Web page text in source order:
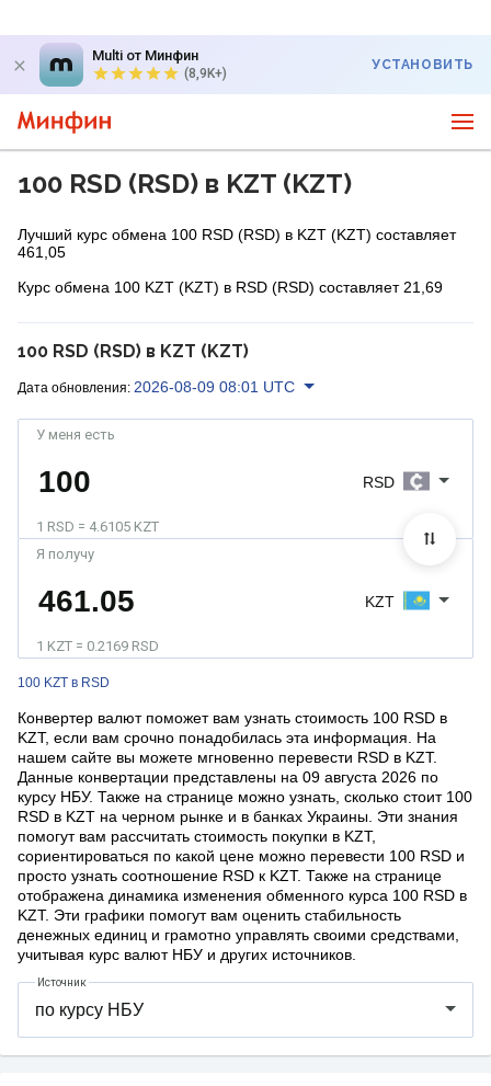
Multi от Минфин
(8,9K+)
УСТАНОВИТЬ
100 RSD (RSD) в KZT (KZT)
Лучший курс обмена 100 RSD (RSD) в KZT (KZT) составляет
461,05
Курс обмена 100 KZT (KZT) в RSD (RSD) составляет 21,69
100 RSD (RSD) в KZT (KZT)
Дата обновления: 2026-08-09 08:01 UTC
100 KZT в RSD
У меня есть
1 RSD = 4.6105 KZT
RSD
Я получу
1 KZT = 0.2169 RSD
KZT
Конвертер валют поможет вам узнать стоимость 100 RSD в
KZT, если вам срочно понадобилась эта информация. На
нашем сайте вы можете мгновенно перевести RSD в KZT.
Данные конвертации представлены на 09 августа 2026 по
курсу НБУ. Также на странице можно узнать, сколько стоит 100
RSD в KZT на черном рынке и в банках Украины. Эти знания
помогут вам рассчитать стоимость покупки в KZT,
сориентироваться по какой цене можно перевести 100 RSD и
просто узнать соотношение RSD к KZT. Также на странице
отображена динамика изменения обменного курса 100 RSD в
KZT. Эти графики помогут вам оценить стабильность
денежных единиц и грамотно управлять своими средствами,
учитывая курс валют НБУ и других источников.
Источник